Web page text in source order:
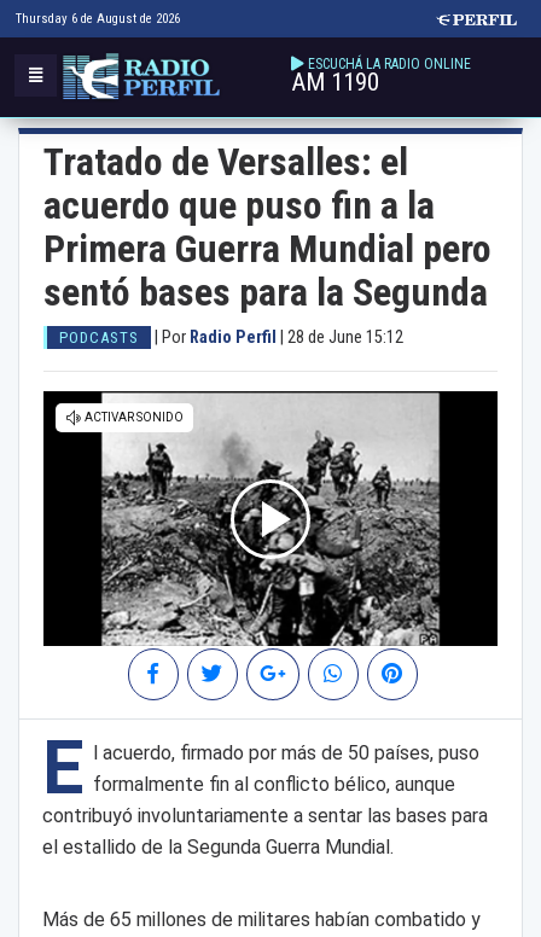
Thursday 6 de August de 2026
ESCUCHÁ LA RADIO ONLINE
AM 1190
Tratado de Versalles: el
acuerdo que puso fin a la
Primera Guerra Mundial pero
sentó bases para la Segunda
PODCASTS Por Radio Perfil 28 de June 15:12
E l acuerdo, firmado por más de 50 países, puso
formalmente fin al conflicto bélico, aunque
contribuyó involuntariamente a sentar las bases para
el estallido de la Segunda Guerra Mundial.
Más de 65 millones de militares habían combatido y